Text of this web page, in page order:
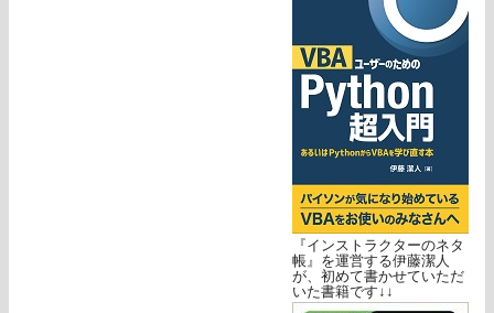
『インストラクターのネタ
帳』を運営する伊藤潔人
が、初めて書かせていただ
いた書籍です↓↓